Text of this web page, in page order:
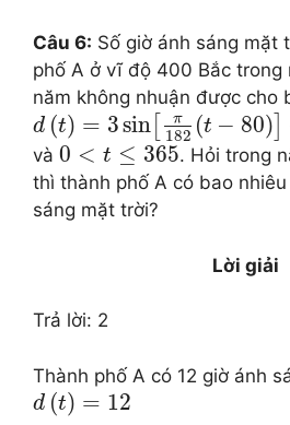
Câu 6: Số giờ ánh sáng mặt
phố A ở vĩ độ 400 Bắc trong
năm không nhuận được cho
d (t) = 3sin π
182 (t − 80)
và 0 < t ≤ 365. Hỏi trong
thì thành phố A có bao
sáng mặt trời?
Lời giải
Trả lời: 2
Thành phố A có 12 giờ ánh
d (t) = 12